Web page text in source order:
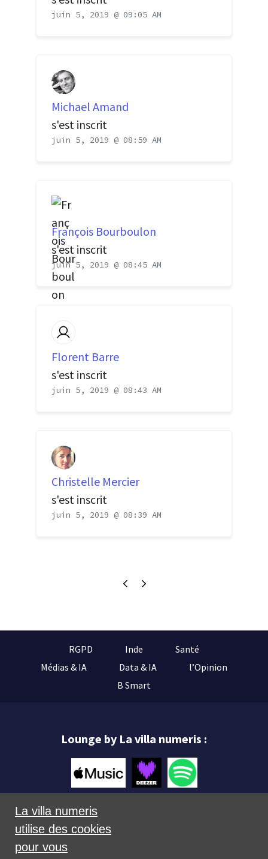
juin 5, 2019 @ 09:05 AM
Michael Amand
s'est inscrit
juin 5, 2019 @ 08:59 AM
François Bourboulon
s'est inscrit
juin 5, 2019 @ 08:45 AM
Florent Barre
s'est inscrit
juin 5, 2019 @ 08:43 AM
Christelle Mercier
s'est inscrit
juin 5, 2019 @ 08:39 AM
RGPD Inde
Santé
Médias & IA
Data & IA
l’Opinion
B Smart
Lounge by La villa numeris :
La villa numeris
utilise des cookies
pour vous